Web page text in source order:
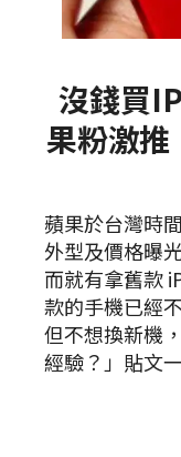
沒錢買
果粉激推
蘋果於台灣時
外型及價格曝
而就有拿舊款
款的手機已經
但不想換新機
經驗？」貼文